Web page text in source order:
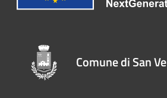
Comune di San